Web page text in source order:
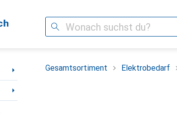
Suche
Gesamtsortiment Elektrobedarf